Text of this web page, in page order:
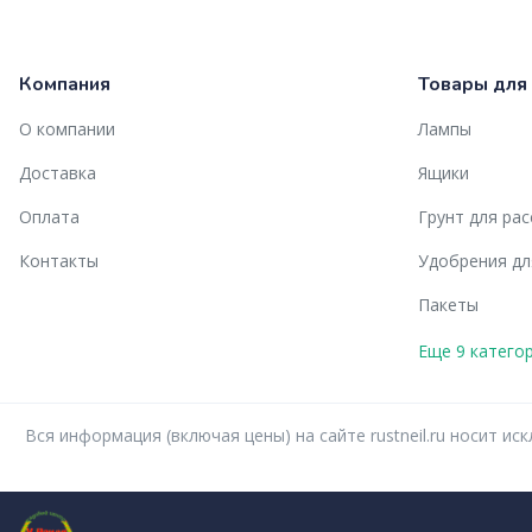
Компания
О компании
Доставка
Оплата
Контакты
Товары
Лампы
Ящики
Грунт для
Удобрения
Пакеты
Еще 9
Вся информация (включая цены) на сайте rustneil.ru носит